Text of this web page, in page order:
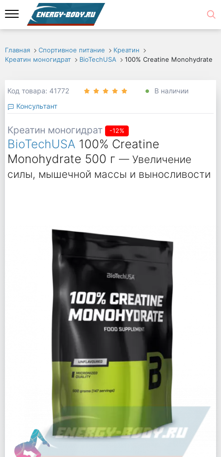
Главная Спортивное питание
Креатин
Креатин моногидрат
BioTechUSA 100% Creatine Monohydrate
Код товара: 41772
В наличии
Консультант
Креатин моногидрат -12%
BioTechUSA 100% Creatine
Monohydrate 500 г — Увеличение
силы, мышечной массы и выносливости